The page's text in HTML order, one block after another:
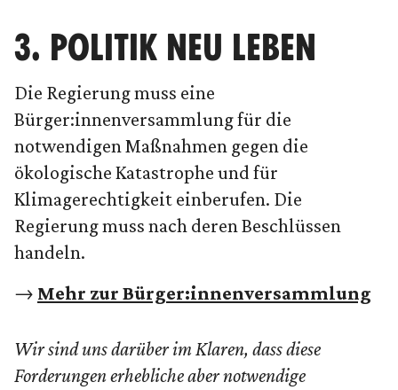
wir zuerst: Möchtest du den Inhalt laden?
ANSEHEN IMMER LADEN
3. POLITIK NEU LEBEN
Die Regierung muss eine
Bürger:innenversammlung für die
notwendigen Maßnahmen gegen die
ökologische Katastrophe und für
Klimagerechtigkeit einberufen. Die
Regierung muss nach deren Beschlüssen
handeln.
→ Mehr zur Bürger:innenversammlung
Wir sind uns darüber im Klaren, dass diese
Forderungen erhebliche aber notwendige